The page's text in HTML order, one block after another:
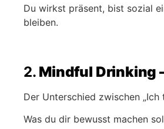
Du wirkst präsent, bist sozial
bleiben.
2. Mindful Drinking
Der Unterschied zwischen
Was du dir bewusst machen